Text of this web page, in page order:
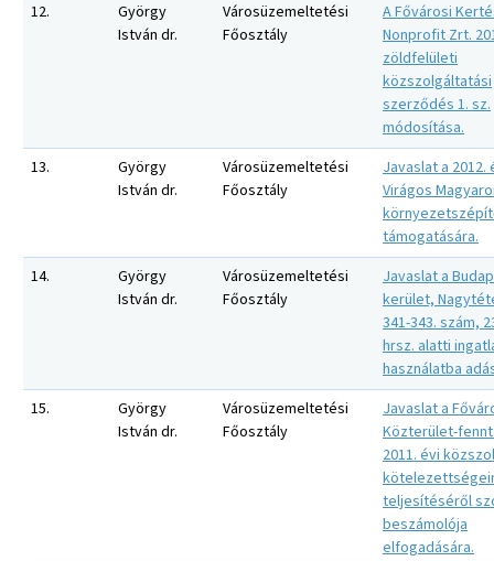
12.
György
István dr.
Városüzemeltetési
Főosztály
A Fővárosi
Nonprofit Zrt.
zöldfelületi
közszolgáltatási
szerződés 1. sz.
módosítása.
13.
György
István dr.
Városüzemeltetési
Főosztály
Javaslat a 2012.
Virágos
támogatására.
14.
György
István dr.
Városüzemeltetési
Főosztály
Javaslat a
kerület,
341-343. szám,
hrsz. alatti
használatba
15.
György
István dr.
Városüzemeltetési
Főosztály
Javaslat a
Közterület-
2011. évi
teljesítéséről
beszámolója
elfogadására.